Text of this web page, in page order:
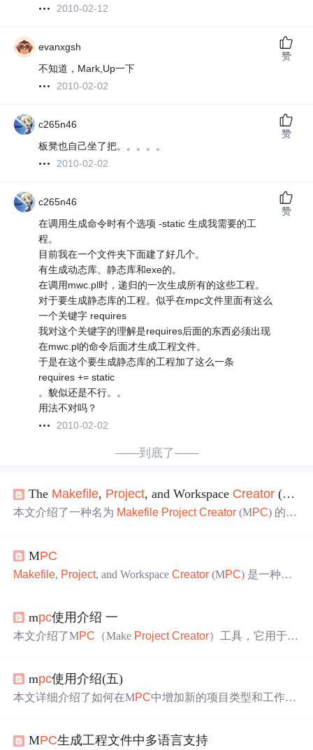
2010-02-12
evanxgsh
不知道，Mark,Up一下
2010-02-02
赞
c265n46
板凳也自己坐了把。。。。。
2010-02-02
赞
c265n46
在调用生成命令时有个选项 -static 生成我需要的工
程。
目前我在一个文件夹下面建了好几个。
有生成动态库、静态库和exe的。
在调用mwc.pl时，递归的一次生成所有的这些工程。
对于要生成静态库的工程。似乎在mpc文件里面有这么
一个关键字 requires
我对这个关键字的理解是requires后面的东西必须出现
在mwc.pl的命令后面才生成工程文件。
于是在这个要生成静态库的工程加了这么一条
requires += static
。貌似还是不行。。
用法不对吗？
2010-02-02
赞
——到底了——
The Makefile, Project, and Workspace Creator (M
本文介绍了一种名为 Makefile Project Creator (MPC) 的工
件，如Makefile
释了 MPC的工作原理、文件格式及如何定义项目和工作
MPC
Makefile, Project, and WorkspaceCreator (MPC) 是一种简
件。MPC支持项目继承、默认配置等功能，适用于多种编
译工具。
mpc使用介绍 一
本文介绍了MPC （Make Project Creator）工具，它用于生
阐述了MPC的使用方法，包括如何通过m
本创建项目和工作区，并列举了MPC支持的生成工具类
mpc使用介绍(五)
本文详细介绍了如何在MPC中增加新的项目类型和工作区
MPC生成工程文件中多语言支持